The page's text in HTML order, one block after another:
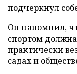
подчеркнул
Он напомнил,
спортом
практически
садах и